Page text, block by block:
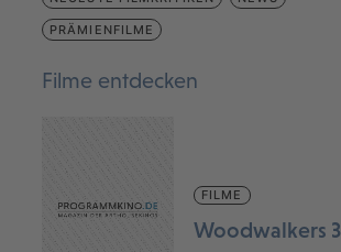
PRÄMIENFILME
Filme entdecken
FILME
Woodwalkers 3